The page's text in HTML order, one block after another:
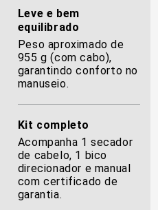
Leve e bem
equilibrado
Peso aproximado de
955 g (com cabo),
garantindo conforto no
manuseio.
Kit completo
Acompanha 1 secador
de cabelo, 1 bico
direcionador e manual
com certificado de
garantia.